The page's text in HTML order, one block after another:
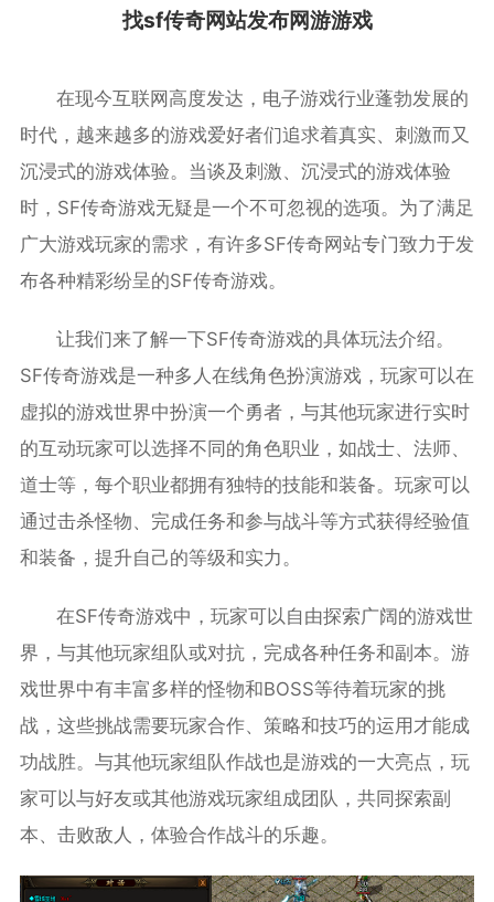
找sf传奇网站发布网游游戏
在现今互联网高度发达，电子游戏行业蓬勃发展的
时代，越来越多的游戏爱好者们追求着真实、刺激而又
沉浸式的游戏体验。当谈及刺激、沉浸式的游戏体验
时，SF传奇游戏无疑是一个不可忽视的选项。为了满足
广大游戏玩家的需求，有许多SF传奇网站专门致力于发
布各种精彩纷呈的SF传奇游戏。
让我们来了解一下SF传奇游戏的具体玩法介绍。
SF传奇游戏是一种多人在线角色扮演游戏，玩家可以在
虚拟的游戏世界中扮演一个勇者，与其他玩家进行实时
的互动玩家可以选择不同的角色职业，如战士、法师、
道士等，每个职业都拥有独特的技能和装备。玩家可以
通过击杀怪物、完成任务和参与战斗等方式获得经验值
和装备，提升自己的等级和实力。
在SF传奇游戏中，玩家可以自由探索广阔的游戏世
界，与其他玩家组队或对抗，完成各种任务和副本。游
戏世界中有丰富多样的怪物和BOSS等待着玩家的挑
战，这些挑战需要玩家合作、策略和技巧的运用才能成
功战胜。与其他玩家组队作战也是游戏的一大亮点，玩
家可以与好友或其他游戏玩家组成团队，共同探索副
本、击败敌人，体验合作战斗的乐趣。